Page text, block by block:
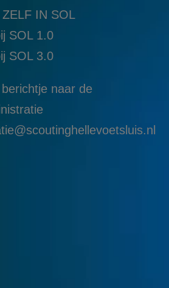
IN SOL
SOL 1.0
SOL 3.0
naar de